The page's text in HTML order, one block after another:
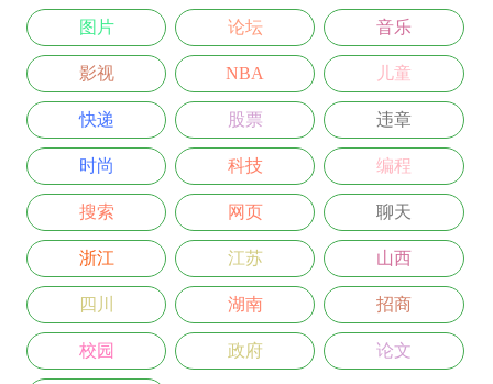
图片 论坛 音乐
影视 NBA 儿童
快递 股票 违章
时尚 科技 编程
搜索 网页 聊天
浙江 江苏 山西
四川 湖南 招商
校园 政府 论文